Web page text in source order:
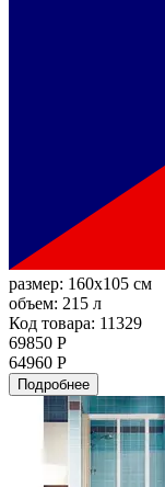
размер: 160x105 см
объем: 215 л
Код товара: 11329
69850 Р
64960 Р
Подробнее